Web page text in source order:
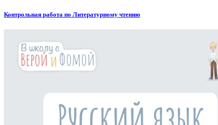
Контрольная работа по Литературному чтению